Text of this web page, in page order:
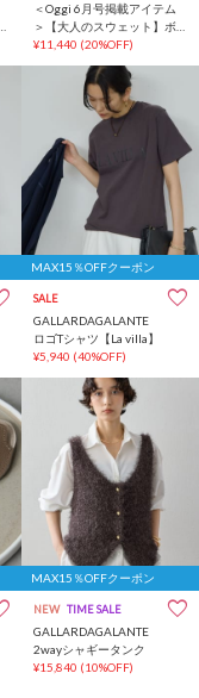
＜Oggi 6月号掲載アイテム
＞【大人のスウェット】ボ
ートネックスウェット
¥11,440 (20%OFF)
MAX15％OFFクーポン
SALE
GALLARDAGALANTE
ロゴTシャツ【La villa】
¥5,940 (40%OFF)
MAX15％OFFクーポン
NEW TIME SALE
GALLARDAGALANTE
2wayシャギータンク
¥15,840 (10%OFF)